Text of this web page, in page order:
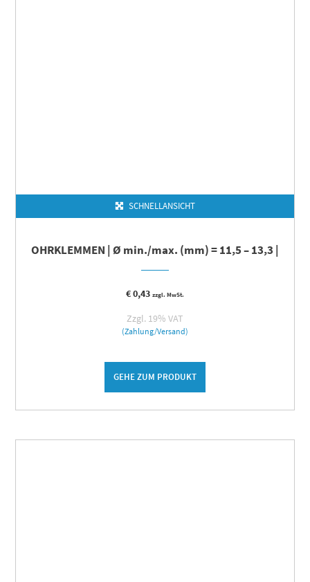
SCHNELLANSICHT
OHRKLEMMEN | Ø min./max. (mm) = 11,5 – 13,3 |
€0,43 zzgl. MwSt.
Zzgl. 19% VAT
(Zahlung/Versand)
GEHE ZUM PRODUKT